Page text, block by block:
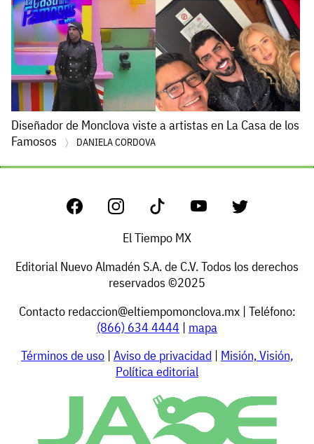
Diseñador de Monclova viste a artistas en La Casa de los
Famosos
DANIELA CORDOVA
El Tiempo MX
Editorial Nuevo Almadén S.A. de C.V. Todos los derechos
reservados ©2025
Contacto redaccion@eltiempomonclova.mx| Teléfono:
(866) 634 4444 | mapa
Términos de uso | Aviso de privacidad | Misión, Visión,
Política editorial